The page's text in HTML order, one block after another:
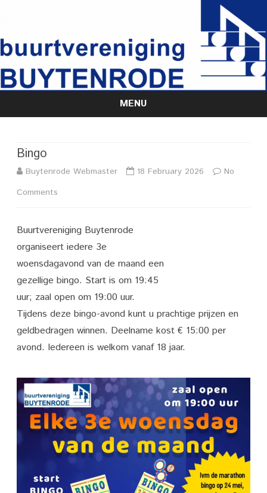
MENU
Skip
Bingo
Buytenrode Webmaster 18 February 2026
No
Comments
Buurtvereniging Buytenrode
organiseert iedere 3e
woensdagavond van de maand een
gezellige bingo. Start is om 19:45
uur; zaal open om 19:00 uur.
Tijdens deze bingo-avond kunt u prachtige prijzen en
geldbedragen winnen. Deelname kost € 15:00 per
avond. Iedereen is welkom vanaf 18 jaar.